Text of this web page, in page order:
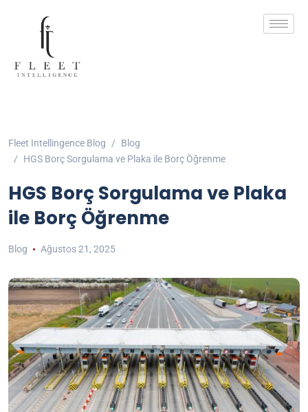
Fleet Intellingence Blog
Blog
HGS Borç Sorgulama ve Plaka ile Borç Öğrenme
HGS Borç Sorgulama ve Plaka
ile Borç Öğrenme
Blog Ağustos 21, 2025